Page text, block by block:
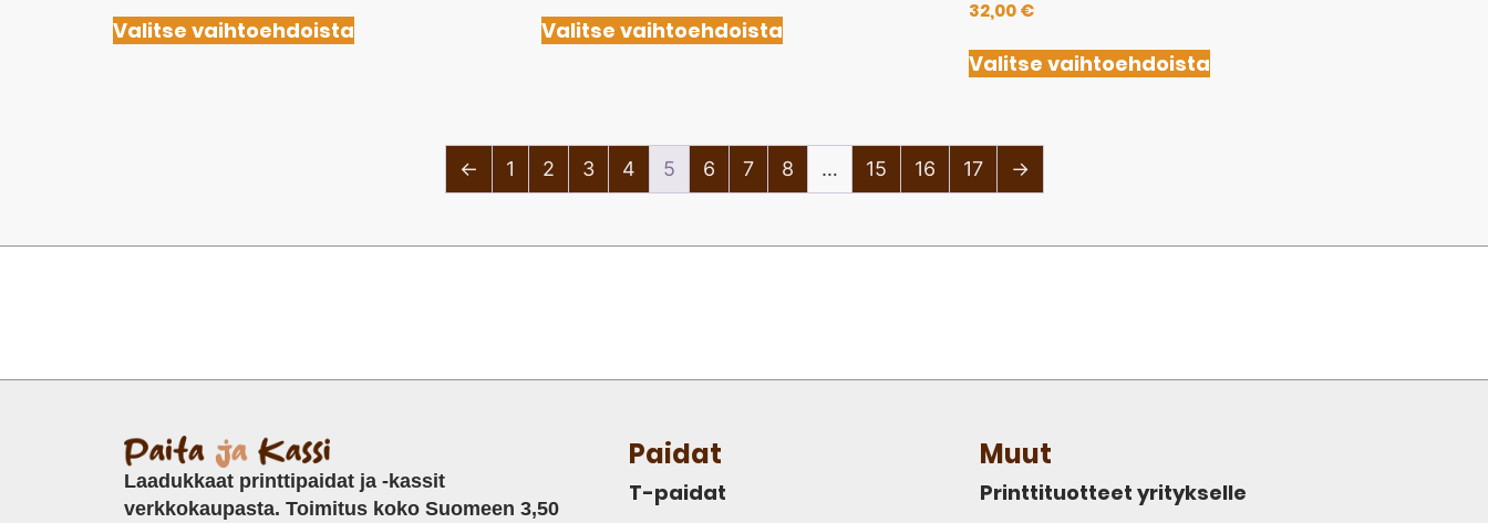
Valitse vaihtoehdoista Valitse vaihtoehdoista
32,00€
Valitse vaihtoehdoista
← 1 2 3 4 5 6 7 8 … 15 16 17 →
Laadukkaat printtipaidat ja -kassit
verkkokaupasta. Toimitus koko Suomeen 3,50
Paidat
T-paidat
Muut
Printtituotteet yritykselle